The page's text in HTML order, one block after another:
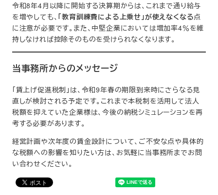
令和8年4月以降に開始する決算期からは、これまで通り給与
を増やしても、 「教育訓練費による上乗せ」が使えなくなる点
に注意が必要です。また、中堅企業においては増加率4％を維
持しなければ控除そのものを受けられなくなります。
当事務所からのメッセージ
「賃上げ促進税制」は、令和9年春の期限到来時にさらなる見
直しが検討される予定です。これまで本税制を活用して法人
税額を抑えていた企業様は、今後の納税シミュレーションを再
考する必要があります。
経営計画や次年度の賃金設計について、ご不安な点や具体的
な税額への影響を知りたい方は、お気軽に当事務所までお問
い合わせください。